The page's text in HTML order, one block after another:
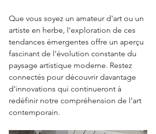
Que vous soyez un amateur d'art ou un
artiste en herbe, l'exploration de ces
tendances émergentes offre un aperçu
fascinant de l'évolution constante du
paysage artistique moderne. Restez
connectés pour découvrir davantage
d'innovations qui continueront à
redéfinir notre compréhension de l'art
contemporain.